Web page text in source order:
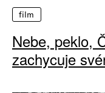
film
Nebe, peklo,
zachycuje